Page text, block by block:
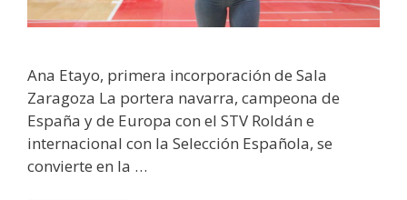
Ana Etayo, primera incorporación de Sala
Zaragoza La portera navarra, campeona de
España y de Europa con el STV Roldán e
internacional con la Selección Española, se
convierte en la …